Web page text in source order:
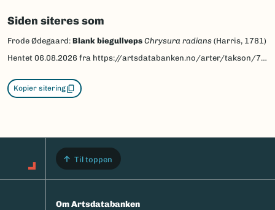
Siden siteres som
Frode Ødegaard: Blank biegullveps Chrysura radians (Harris, 1781)
Hentet 06.08.2026 fra https://artsdatabanken.no/arter/takson/77296/beskrivelse
Kopier sitering
Til toppen
Om Artsdatabanken